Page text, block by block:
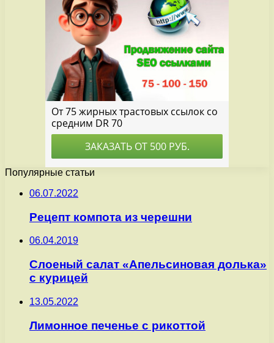
Популярные статьи
06.07.2022
Рецепт компота из черешни
06.04.2019
Слоеный салат «Апельсиновая долька»
с курицей
13.05.2022
Лимонное печенье с рикоттой